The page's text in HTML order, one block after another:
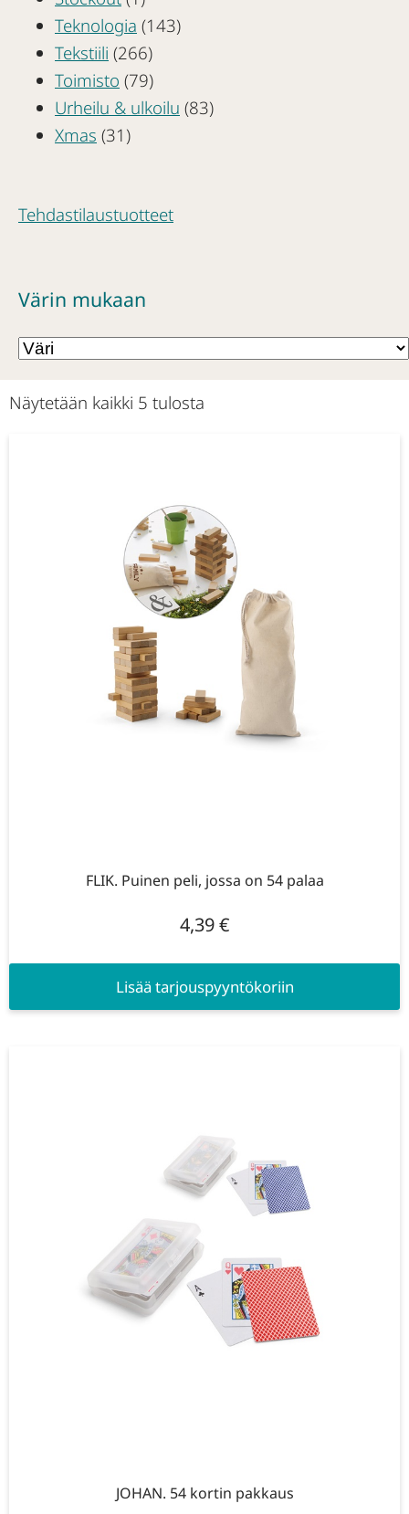
Teknologia (143)
Tekstiili (266)
Toimisto (79)
Urheilu & ulkoilu (83)
Xmas (31)
Tehdastilaustuotteet
Värin mukaan
Näytetään kaikki 5 tulosta
FLIK. Puinen peli, jossa on 54 palaa
4,39€
Lisää tarjouspyyntökoriin
JOHAN. 54 kortin pakkaus